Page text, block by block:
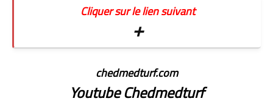
Cliquer sur le lien suivant
+
chedmedturf.com
Youtube Chedmedturf